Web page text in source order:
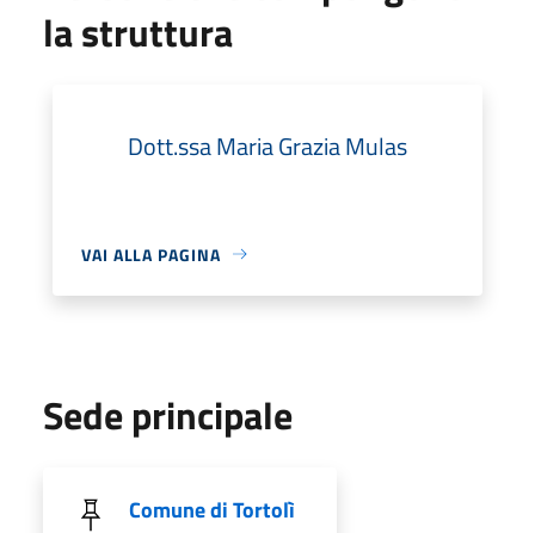
la struttura
Dott.ssa Maria Grazia Mulas
VAI ALLA PAGINA
Sede principale
Comune di Tortolì